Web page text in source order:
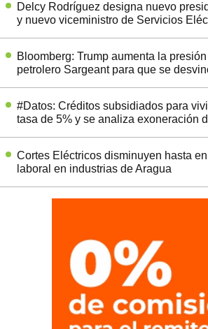
Delcy Rodríguez designa nuevo
y nuevo viceministro de Servicios
Bloomberg: Trump aumenta la
petrolero Sargeant para que se
#Datos: Créditos subsidiados para
tasa de 5% y se analiza exoneración
Cortes Eléctricos disminuyen hasta
laboral en industrias de Aragua